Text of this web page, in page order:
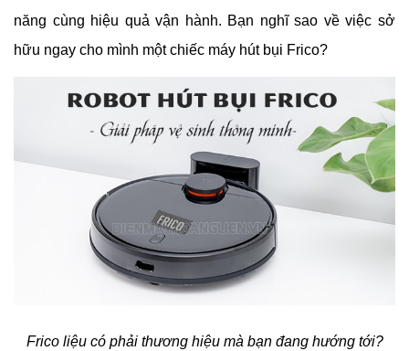
năng cùng hiệu quả vận hành. Bạn nghĩ sao về việc sở
hữu ngay cho mình một chiếc máy hút bụi Frico?
Frico liệu có phải thương hiệu mà bạn đang hướng tới?